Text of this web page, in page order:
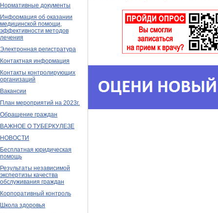
Нормативные документы
Информация об оказании
медицинской помощи,
эффективности методов
лечения
Электронная регистратура
Контактная информация
Контакты контролирующих
организаций
Вакансии
План мероприятий на 2023г.
Обращение граждан
ВАЖНОЕ О ТУБЕРКУЛЕЗЕ
НОВОСТИ
Бесплатная юридическая
помощь
Результаты независимой
экспертизы качества
обслуживания граждан
Корпоративный контроль
Школа здоровья